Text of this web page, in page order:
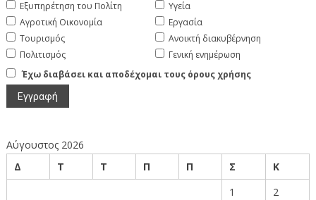
Εξυπηρέτηση του Πολίτη
Αγροτική Οικονομία
Τουρισμός
Πολιτισμός
Υγεία
Εργασία
Ανοικτή διακυβέρνηση
Γενική ενημέρωση
Έχω διαβάσει και αποδέχομαι τους όρους χρήσης
Αύγουστος 2026
Δ
Τ Τ Π Π Σ
Κ
1
2